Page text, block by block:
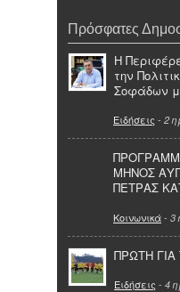
Πρόσφατες
Η
την
Σοφάδων
Ειδήσεις - 2
ΜΗΝΟΣ
ΠΕΤΡΑΣ
Κοινωνικά- 3
ΠΡΩΤΗ
Ειδήσεις - 4